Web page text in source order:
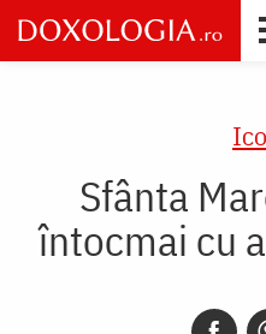
Skip
to
main
Sfânta
întocmai cu